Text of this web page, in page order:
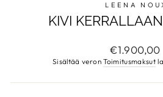
LEENA
KIVI
Normaalihinta
€1.900,00
Sisältää veronToimitusmaksut